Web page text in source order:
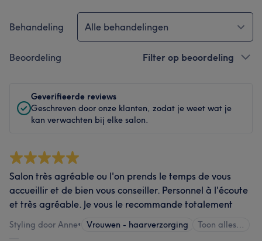
Behandeling Alle behandelingen
Beoordeling Filter op beoordeling
Geverifieerde reviews
Geschreven door onze klanten, zodat je weet wat je
kan verwachten bij elke salon.
Salon très agréable ou l'on prends le temps de vous
accueillir et de bien vous conseiller. Personnel à l'écoute
et très agréable. Je vous le recommande totalement
Styling door Anne• Vrouwen - haarverzorging Toon alles…